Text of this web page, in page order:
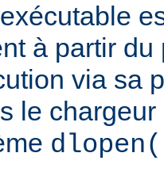
à partir du
via sa
le